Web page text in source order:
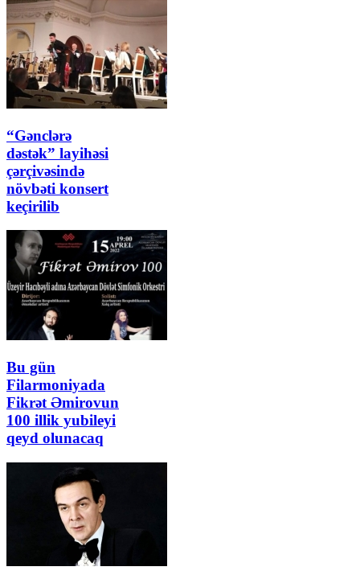
“Gənclərə
dəstək” layihəsi
çərçivəsində
növbəti konsert
keçirilib
Bu gün
Filarmoniyada
Fikrət Əmirovun
100 illik yubileyi
qeyd olunacaq